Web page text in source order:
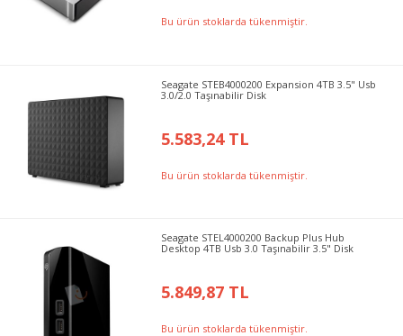
Bu ürün stoklarda tükenmiştir.
Seagate STEB4000200 Expansion 4TB 3.5" Usb
3.0/2.0 Taşınabilir Disk
5.583,24 TL
Bu ürün stoklarda tükenmiştir.
Seagate STEL4000200 Backup Plus Hub
Desktop 4TB Usb 3.0 Taşınabilir 3.5" Disk
5.849,87 TL
Bu ürün stoklarda tükenmiştir.